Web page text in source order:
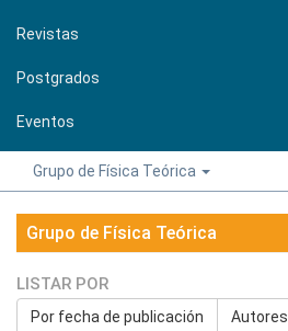
Revistas
Postgrados
Eventos
Grupo de Física Teórica
Grupo de Física Teórica
LISTAR POR
Por fecha de publicación Autores